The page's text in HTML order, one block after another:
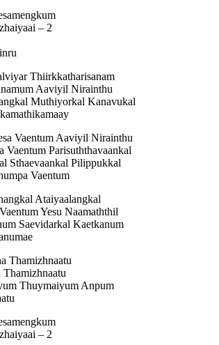
– 2
Thiirkkatharisanam
Aaviyil Nirainthu
Muthiyorkal Kanavukal
Vaentum Aaviyil Nirainthu
Vaentum Parisuththavaankal
Sthaevaankal Pilippukkal
Vaentum
Ataiyaalangkal
Yesu Naamaththil
Saevidarkal Kaetkanum
Thamizhnaatu
Thamizhnaatu
Thuymaiyum Anpum
– 2